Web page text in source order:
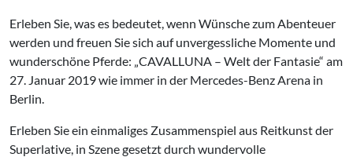
Erleben Sie, was es bedeutet, wenn Wünsche zum Abenteuer
werden und freuen Sie sich auf unvergessliche Momente und
wunderschöne Pferde: „CAVALLUNA – Welt der Fantasie“ am
27. Januar 2019 wie immer in der Mercedes-Benz Arena in
Berlin.
Erleben Sie ein einmaliges Zusammenspiel aus Reitkunst der
Superlative, in Szene gesetzt durch wundervolle